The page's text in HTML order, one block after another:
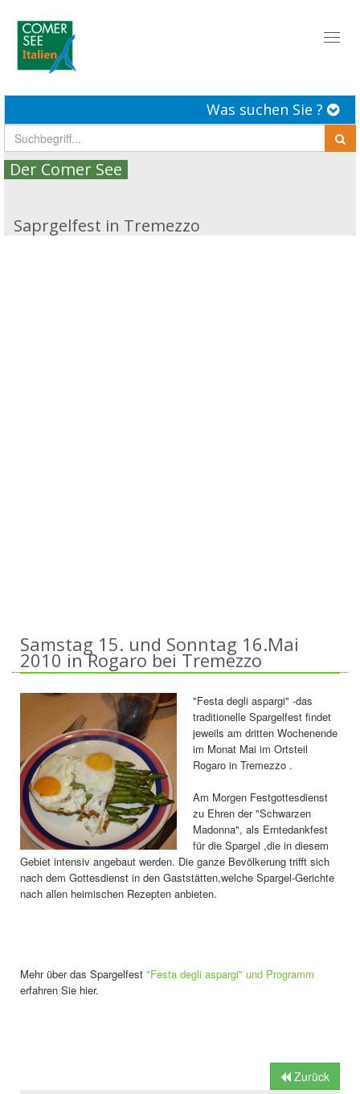
Was suchen Sie ?
Der Comer See
Saprgelfest in Tremezzo
Samstag 15. und Sonntag 16.Mai
2010 in Rogaro bei Tremezzo
"Festa degli aspargi" -das
traditionelle Spargelfest findet
jeweils am dritten Wochenende
im Monat Mai im Ortsteil
Rogaro in Tremezzo .
Am Morgen Festgottesdienst
zu Ehren der "Schwarzen
Madonna", als Erntedankfest
für die Spargel ,die in diesem
Gebiet intensiv angebaut werden. Die ganze Bevölkerung trifft sich
nach dem Gottesdienst in den Gaststätten,welche Spargel-Gerichte
nach allen heimischen Rezepten anbieten.
Mehr über das Spargelfest "Festa degli aspargi" und Programm
erfahren Sie hier.
Zurück